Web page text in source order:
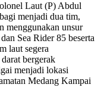
Laut (P) Abdul
menjadi dua tim,
menggunakan unsur
Sea Rider 85 beserta
laut segera
bergerak
menjadi lokasi
Medang Kampai